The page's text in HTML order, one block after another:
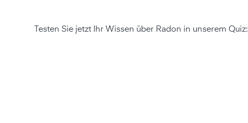
Testen Sie jetzt Ihr Wissen über Radon in unserem Quiz: